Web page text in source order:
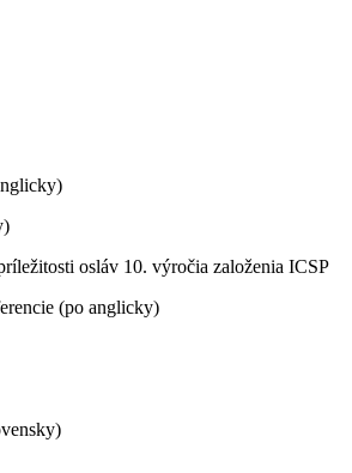
osláv 10. výročia založenia ICSP
(po anglicky)